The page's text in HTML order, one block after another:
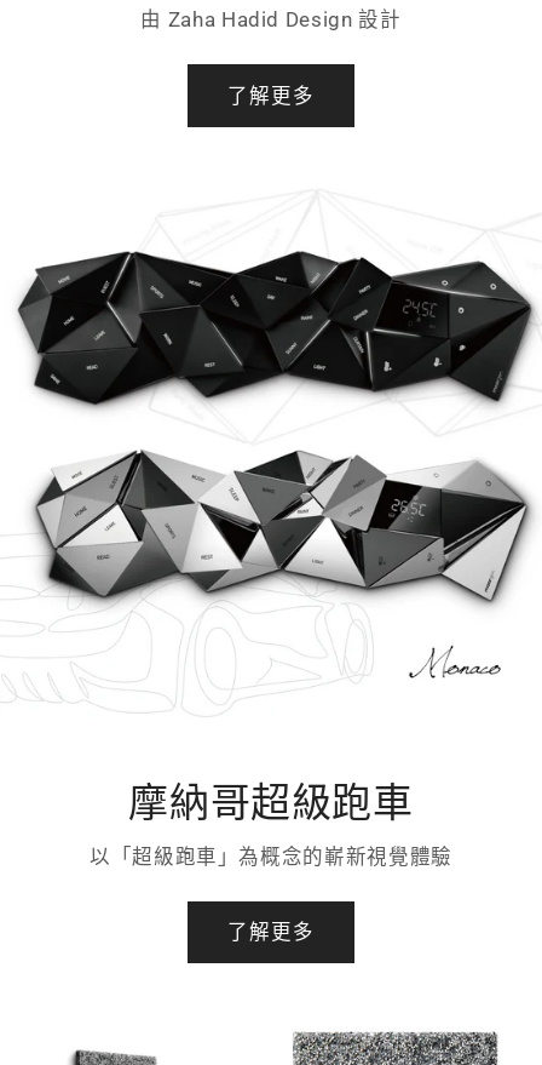
由 Zaha Hadid Design 設計
了解更多
摩納哥超級跑車
以「超級跑車」為概念的嶄新視覺體驗
了解更多